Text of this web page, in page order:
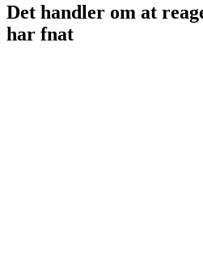
Det handler om at
har fnat